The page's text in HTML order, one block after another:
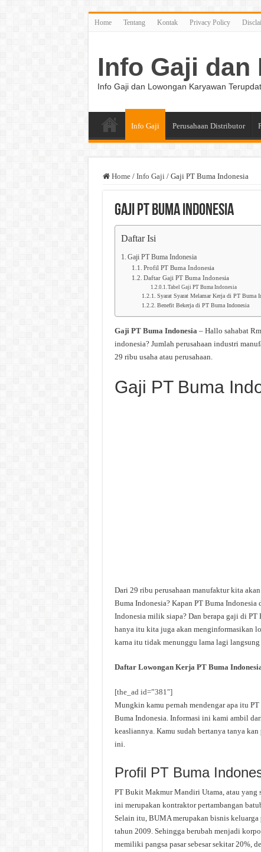
Home Tentang Kontak Privacy Policy
Info Gaji dan
Info Gaji dan Lowongan Karyawan
Info Gaji Perusahaan Distributor
Home / Info Gaji / Gaji PT Buma Indonesia
Gaji PT Buma Indonesia
Daftar Isi
Gaji PT Buma Indonesia
Profil PT Buma Indonesia
Daftar Gaji PT Buma Indonesia
Tabel Gaji PT Buma Indonesia
Syarat Syarat Melamar Kerja di PT Buma
Benefit Bekerja di PT Buma Indonesia
Gaji PT Buma Indonesia– Hallo sahabat
indonesia? Jumlah perusahaan industri
29 ribu usaha atau perusahaan.
Gaji PT Buma
Dari 29 ribu perusahaan manufaktur kita
Buma Indonesia? Kapan PT Buma
Indonesia milik siapa? Dan berapa gaji di
hanya itu kita juga akan menginformasikan
karna itu tidak menunggu lama lagi
Daftar Lowongan Kerja PT Buma
[the_ad id=”381″]
Mungkin kamu pernah mendengar apa itu
Buma Indonesia. Informasi ini kami ambil
keasliannya. Kamu sudah bertanya tanya
ini.
Profil PT Buma
PT Bukit Makmur Mandiri Utama, atau yang
ini merupakan kontraktor pertambangan
Selain itu, BUMA merupakan bisnis
tahun 2009. Sehingga berubah menjadi
memiliki pangsa pasar sebesar sekitar 20%,